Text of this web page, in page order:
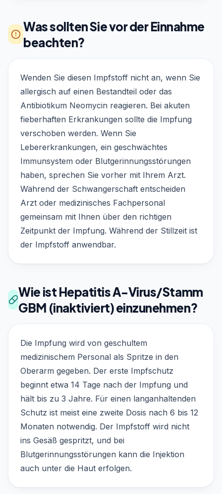
Was sollten Sie vor der Einnahme
beachten?
Wenden Sie diesen Impfstoff nicht an, wenn Sie
allergisch auf einen Bestandteil oder das
Antibiotikum Neomycin reagieren. Bei akuten
fieberhaften Erkrankungen sollte die Impfung
verschoben werden. Wenn Sie
Lebererkrankungen, ein geschwächtes
Immunsystem oder Blutgerinnungsstörungen
haben, sprechen Sie vorher mit Ihrem Arzt.
Während der Schwangerschaft entscheiden
Arzt oder medizinisches Fachpersonal
gemeinsam mit Ihnen über den richtigen
Zeitpunkt der Impfung. Während der Stillzeit ist
der Impfstoff anwendbar.
Wie ist Hepatitis A-Virus/Stamm
GBM (inaktiviert) einzunehmen?
Die Impfung wird von geschultem
medizinischem Personal als Spritze in den
Oberarm gegeben. Der erste Impfschutz
beginnt etwa 14 Tage nach der Impfung und
hält bis zu 3 Jahre. Für einen langanhaltenden
Schutz ist meist eine zweite Dosis nach 6 bis 12
Monaten notwendig. Der Impfstoff wird nicht
ins Gesäß gespritzt, und bei
Blutgerinnungsstörungen kann die Injektion
auch unter die Haut erfolgen.